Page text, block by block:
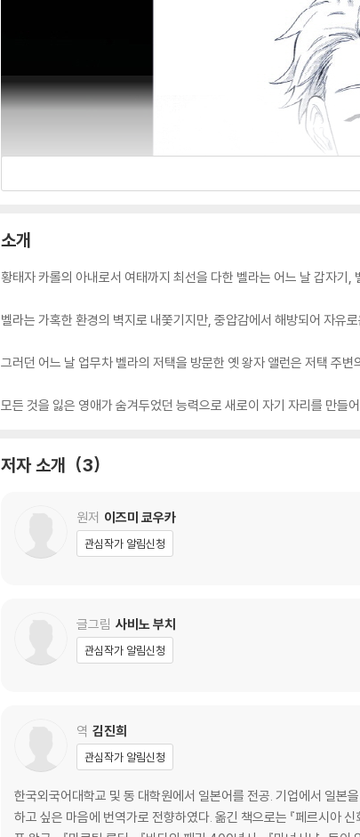
소개
황태자 카롤의 아내로서 여태까지 최선을 다한 벨라는 어느 날 갑자기
벨라는 가혹한 환경의 벽지로 내쫓기지만, 중압감에서 해방되어 자유
그러던 어느 날 업무차 벨라의 저택을 방문한 옛 왕자 앨런은 저택 주
모든 것을 잃은 영애가 숨겨두었던 능력으로 새로이 자기 자리를
저자 소개 3
원저 이즈미 쿄우카
관심작가 알림신청
글그림 사비노 부치
관심작가 알림신청
역 김진희
관심작가 알림신청
한국외국어대학교 및 동 대학원에서 일본어를 전공. 기업에서 일본
하고 싶은 마음에 번역가로 전향하였다. 옮긴 책으로는 『페르시아 신화